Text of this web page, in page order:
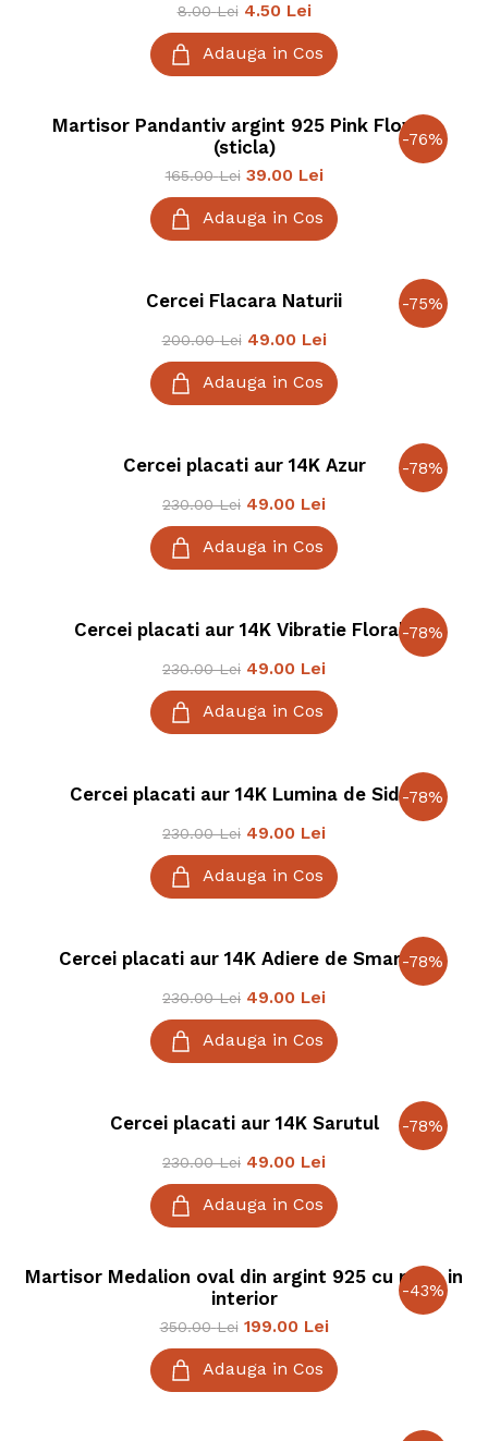
8.00 Lei 4.50 Lei
Adauga in Cos
-76%
Martisor Pandantiv argint 925 Pink Flower
(sticla)
165.00 Lei 39.00 Lei
Adauga in Cos
-75%
Cercei Flacara Naturii
200.00 Lei 49.00 Lei
Adauga in Cos
-78%
Cercei placati aur 14K Azur
230.00 Lei 49.00 Lei
Adauga in Cos
-78%
Cercei placati aur 14K Vibratie Florala
230.00 Lei 49.00 Lei
Adauga in Cos
-78%
Cercei placati aur 14K Lumina de Sidef
230.00 Lei 49.00 Lei
Adauga in Cos
-78%
Cercei placati aur 14K Adiere de Smarald
230.00 Lei 49.00 Lei
Adauga in Cos
-78%
Cercei placati aur 14K Sarutul
230.00 Lei 49.00 Lei
Adauga in Cos
-43%
Martisor Medalion oval din argint 925 cu poze in
interior
350.00 Lei 199.00 Lei
Adauga in Cos